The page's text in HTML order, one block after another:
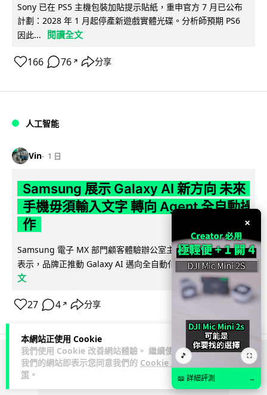
本網站正使用 Cookie
我們使用 Cookie 改善網站體驗。 繼續使用
我們的網站即表示您同意我們的 Cookie 政
策 。
Sony 已在 PS5 主機包裝加貼提示貼紙，重申官方 7 月已公布
計劃：2028 年 1 月起停產新遊戲實體光碟。分析師預期 PS6
因此...
閱讀全文
166 76 ↗ 分享
人工智能
Vin 1 日
Samsung 展示 Galaxy AI 新方向 未來
手機毋須輸入文字 轉向 Agent 全自動操
作
Samsung 電子 MX 部門顧客體驗辦公室主管兼副總裁 Jay Kim
表示，品牌正推動 Galaxy AI 邁向全自動化 Agent... 閱讀全
文
27 4 ↗ 分享
ADVERTISEMENT
×
🎵 ⛶
📖 詳細評測 →